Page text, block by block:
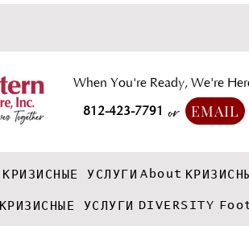
When You're Ready, We're
or EMAIL
812-423-7791
КРИЗИСНЫЕ УСЛУГИ About
КРИЗИСНЫЕ УСЛУГИ DIVERSITY